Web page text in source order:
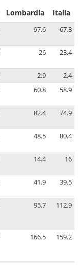
Lombardia Italia
97.6 67.8
26 23.4
2.9
2.4
60.8 58.9
82.4 74.9
48.5 80.4
14.4 16
41.9 39.5
95.7 112.9
166.5 159.2